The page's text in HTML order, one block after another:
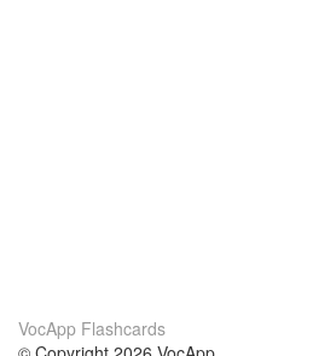
VocApp Flashcards